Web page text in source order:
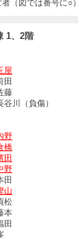
（図では番号に○）
1、2階
屋
田
藤
谷川（負傷）
野
橋
田
野
田
山
松
本
田